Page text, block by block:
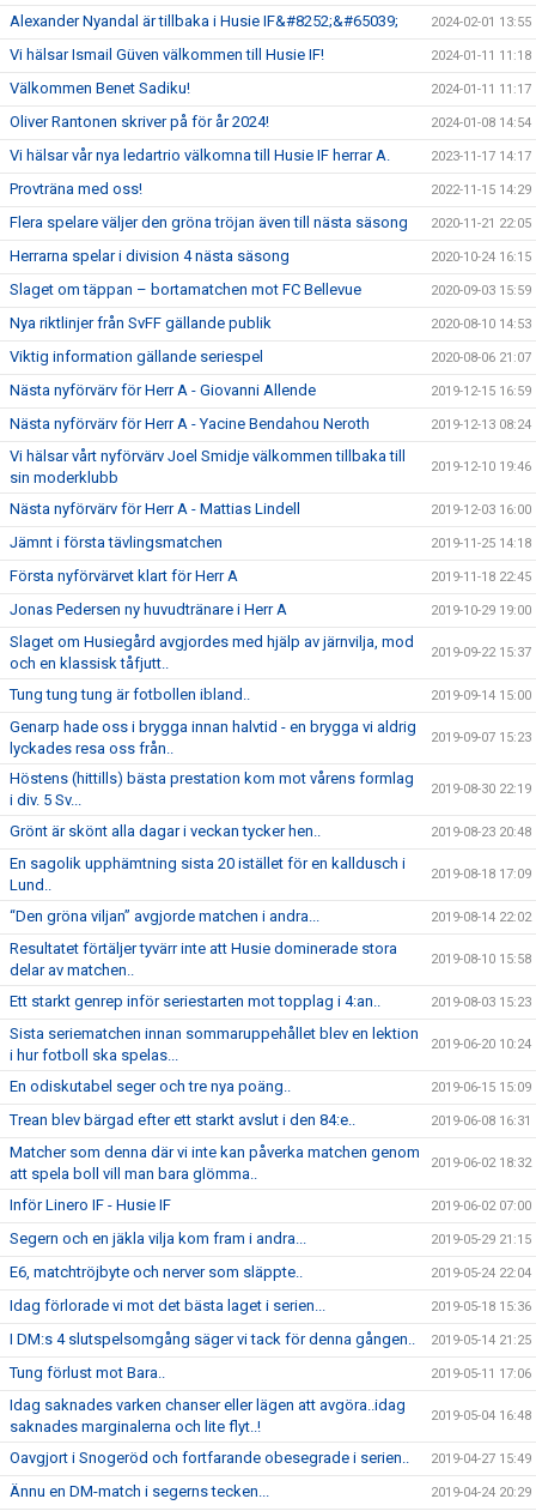
Alexander Nyandal är tillbaka i Husie IF&#8252;&#65039; 2024-02-01 13:55
Vi hälsar Ismail Güven välkommen till Husie IF! 2024-01-11 11:18
Välkommen Benet Sadiku! 2024-01-11 11:17
Oliver Rantonen skriver på för år 2024! 2024-01-08 14:54
Vi hälsar vår nya ledartrio välkomna till Husie IF herrar A. 2023-11-17 14:17
Provträna med oss! 2022-11-15 14:29
Flera spelare väljer den gröna tröjan även till nästa säsong 2020-11-21 22:05
Herrarna spelar i division 4 nästa säsong 2020-10-24 16:15
Slaget om täppan – bortamatchen mot FC Bellevue 2020-09-03 15:59
Nya riktlinjer från SvFF gällande publik 2020-08-10 14:53
Viktig information gällande seriespel 2020-08-06 21:07
Nästa nyförvärv för Herr A - Giovanni Allende 2019-12-15 16:59
Nästa nyförvärv för Herr A - Yacine Bendahou Neroth 2019-12-13 08:24
Vi hälsar vårt nyförvärv Joel Smidje välkommen tillbaka till
sin moderklubb
2019-12-10 19:46
Nästa nyförvärv för Herr A - Mattias Lindell 2019-12-03 16:00
Jämnt i första tävlingsmatchen 2019-11-25 14:18
Första nyförvärvet klart för Herr A 2019-11-18 22:45
Jonas Pedersen ny huvudtränare i Herr A 2019-10-29 19:00
Slaget om Husiegård avgjordes med hjälp av järnvilja, mod
och en klassisk tåfjutt..
2019-09-22 15:37
Tung tung tung är fotbollen ibland.. 2019-09-14 15:00
Genarp hade oss i brygga innan halvtid - en brygga vi aldrig
lyckades resa oss från..
2019-09-07 15:23
Höstens (hittills) bästa prestation kom mot vårens formlag
i div. 5 Sv...
2019-08-30 22:19
Grönt är skönt alla dagar i veckan tycker hen.. 2019-08-23 20:48
En sagolik upphämtning sista 20 istället för en kalldusch i
Lund..
2019-08-18 17:09
“Den gröna viljan” avgjorde matchen i andra... 2019-08-14 22:02
Resultatet förtäljer tyvärr inte att Husie dominerade stora
delar av matchen..
2019-08-10 15:58
Ett starkt genrep inför seriestarten mot topplag i 4:an.. 2019-08-03 15:23
Sista seriematchen innan sommaruppehållet blev en lektion
i hur fotboll ska spelas...
2019-06-20 10:24
En odiskutabel seger och tre nya poäng.. 2019-06-15 15:09
Trean blev bärgad efter ett starkt avslut i den 84:e.. 2019-06-08 16:31
Matcher som denna där vi inte kan påverka matchen genom
att spela boll vill man bara glömma..
2019-06-02 18:32
Inför Linero IF - Husie IF 2019-06-02 07:00
Segern och en jäkla vilja kom fram i andra... 2019-05-29 21:15
E6, matchtröjbyte och nerver som släppte.. 2019-05-24 22:04
Idag förlorade vi mot det bästa laget i serien... 2019-05-18 15:36
I DM:s 4 slutspelsomgång säger vi tack för denna gången.. 2019-05-14 21:25
Tung förlust mot Bara.. 2019-05-11 17:06
Idag saknades varken chanser eller lägen att avgöra..idag
saknades marginalerna och lite flyt..!
2019-05-04 16:48
Oavgjort i Snogeröd och fortfarande obesegrade i serien.. 2019-04-27 15:49
Ännu en DM-match i segerns tecken... 2019-04-24 20:29